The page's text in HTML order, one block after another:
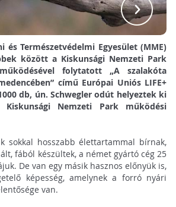
és Természetvédelmi Egyesület (MME)
között a Kiskunsági Nemzeti Park
folytatott „A szalakóta
című Európai Uniós LIFE+
db, ún. Schwegler odút helyeztek ki
Nemzeti Park működési
sokkal hosszabb élettartammal bírnak,
fából készültek, a német gyártó cég 25
De van egy másik hasznos előnyük is,
képesség, amelynek a forró nyári
van.